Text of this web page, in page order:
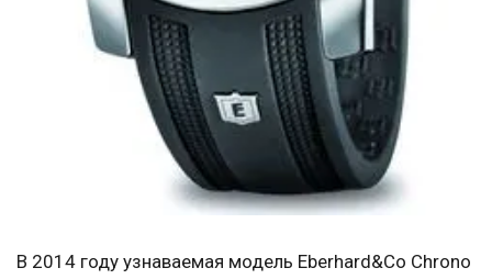
В 2014 году узнаваемая модель Eberhard&Co Chrono